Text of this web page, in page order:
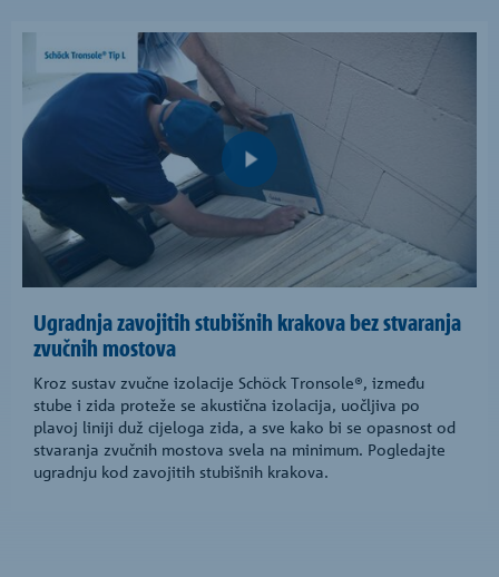
Ugradnja zavojitih stubišnih krakova bez stvaranja
zvučnih mostova
Kroz sustav zvučne izolacije Schöck Tronsole®, između
stube i zida proteže se akustična izolacija, uočljiva po
plavoj liniji duž cijeloga zida, a sve kako bi se opasnost od
stvaranja zvučnih mostova svela na minimum. Pogledajte
ugradnju kod zavojitih stubišnih krakova.